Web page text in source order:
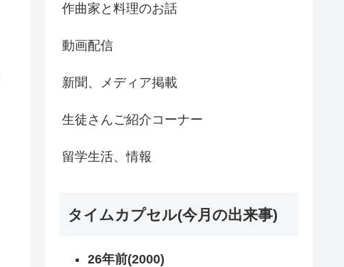
作曲家と料理のお話
動画配信
新聞、メディア掲載
生徒さんご紹介コーナー
留学生活、情報
タイムカプセル(今月の出来事)
26年前(2000)